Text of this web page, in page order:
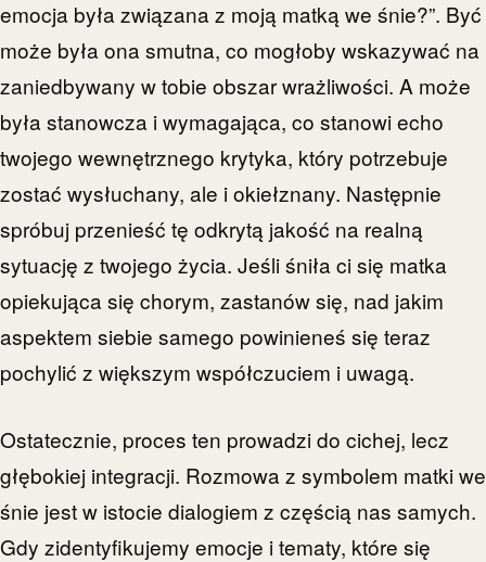
emocja była związana z moją matką we śnie?”. Być
może była ona smutna, co mogłoby wskazywać na
zaniedbywany w tobie obszar wrażliwości. A może
była stanowcza i wymagająca, co stanowi echo
twojego wewnętrznego krytyka, który potrzebuje
zostać wysłuchany, ale i okiełznany. Następnie
spróbuj przenieść tę odkrytą jakość na realną
sytuację z twojego życia. Jeśli śniła ci się matka
opiekująca się chorym, zastanów się, nad jakim
aspektem siebie samego powinieneś się teraz
pochylić z większym współczuciem i uwagą.
Ostatecznie, proces ten prowadzi do cichej, lecz
głębokiej integracji. Rozmowa z symbolem matki we
śnie jest w istocie dialogiem z częścią nas samych.
Gdy zidentyfikujemy emocje i tematy, które się